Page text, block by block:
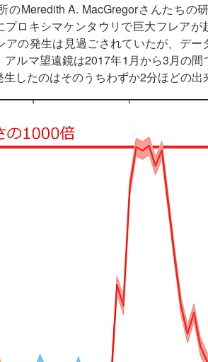
のMeredith A. MacGregorさんたちの
プロキシマケンタウリで巨大フレア
アの発生は見過ごされていたが、デ
アルマ望遠鏡は2017年1月から3月の
したのはそのうちわずか2分ほどの出